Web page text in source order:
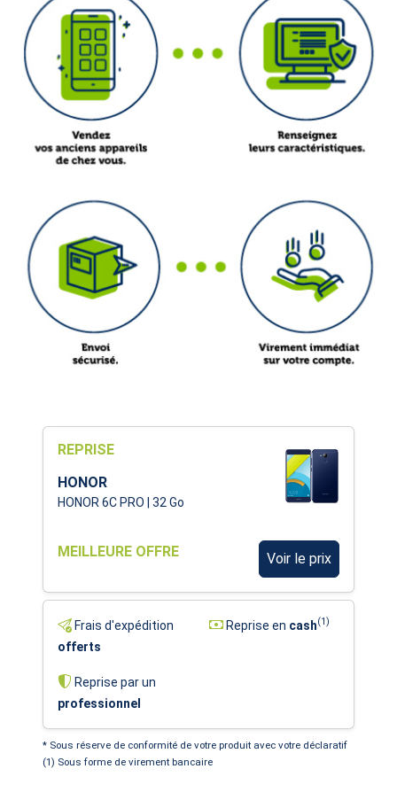
REPRISE
HONOR
HONOR 6C PRO | 32 Go
MEILLEURE OFFRE Voir le prix
Frais d'expédition
offerts
Reprise en cash(1)
Reprise par un
professionnel
* Sous réserve de conformité de votre produit avec votre déclaratif
(1) Sous forme de virement bancaire